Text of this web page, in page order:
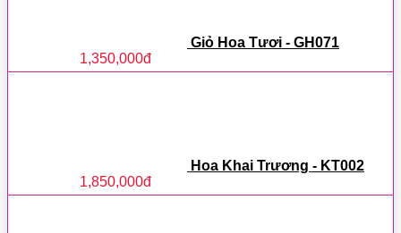
Giỏ Hoa Tươi - GH071
1,350,000đ
Hoa Khai Trương - KT002
1,850,000đ